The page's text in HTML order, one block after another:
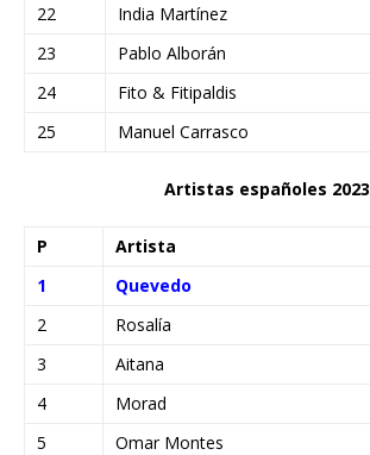
22
India Martínez
23
Pablo Alborán
24
Fito & Fitipaldis
25
Manuel Carrasco
Artistas españoles 2023
P Artista
1
Quevedo
2
Rosalía
3
Aitana
4
Morad
5
Omar Montes